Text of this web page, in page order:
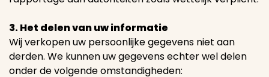
3. Het delen van uw informatie
Wij verkopen uw persoonlijke gegevens niet aan
derden. We kunnen uw gegevens echter wel delen
onder de volgende omstandigheden: